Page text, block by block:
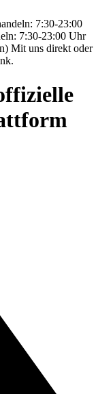
7:30-23:00
7:30-23:00 Uhr
Mit uns direkt oder